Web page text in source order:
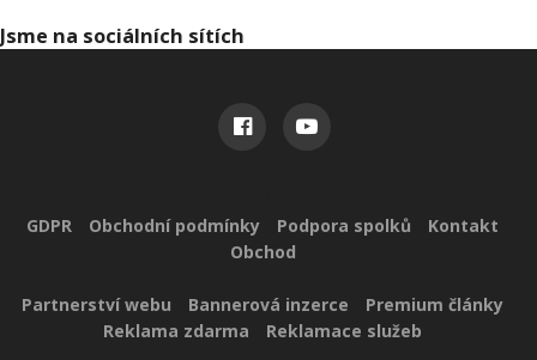
Jsme na sociálních sítích
GDPR Obchodní podmínky Podpora spolků
Kontakt
Obchod
Partnerství webu Bannerová inzerce
Premium články
Reklama zdarma
Reklamace služeb